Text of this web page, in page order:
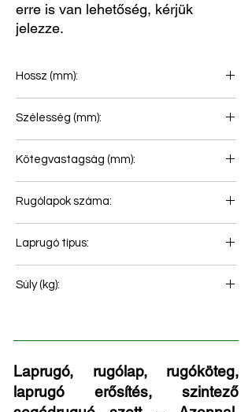
erre is van lehetőség, kérjük
jelezze.
Hossz (mm):
Szélesség (mm):
Kötegvastagság (mm):
Rugólapok száma:
Laprugó típus:
Súly (kg):
Laprugó, rugólap, rugóköteg,
laprugó erősítés, szintező